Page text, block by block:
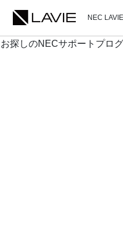
NEC
お探しのNECサポートプロ